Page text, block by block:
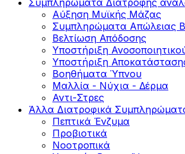
Αύξηση Μυϊκής Μάζας
Συμπληρώματα Aπώλειας
Βελτίωση Απόδοσης
Υποστήριξη
Yποστήριξη
Βοηθήματα Ύπνου
Μαλλία - Νύχια - Δέρμα
Αντι-Στρες
Άλλα Διατροφικά
Πεπτικά Ένζυμα
Προβιοτικά
Νοοτροπικά